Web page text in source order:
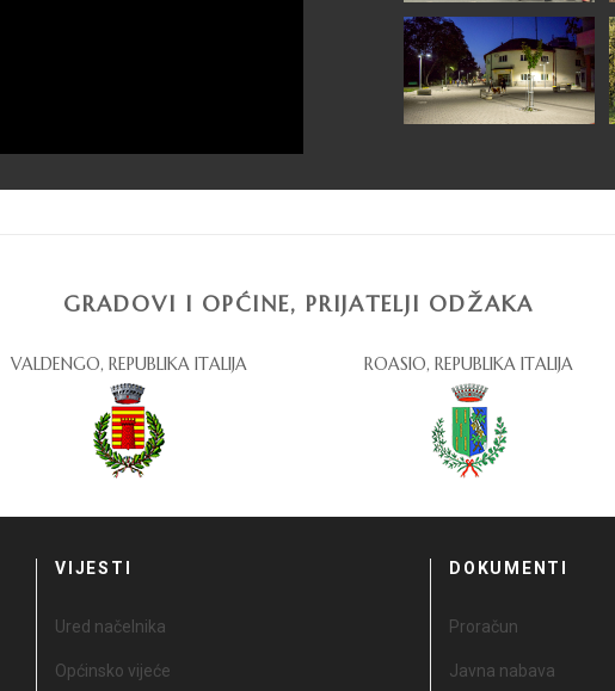
GRADOVI I OPĆINE, PRIJATELJI ODŽAKA
VALDENGO, REPUBLIKA ITALIJA ROASIO, REPUBLIKA ITALIJA
VIJESTI
Ured načelnika
Općinsko vijeće
DOKUMENTI
Proračun
Javna nabava